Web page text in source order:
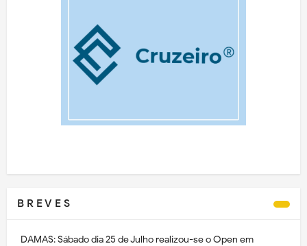
B R E V E S
DAMAS: Sábado dia 25 de Julho realizou-se o Open em